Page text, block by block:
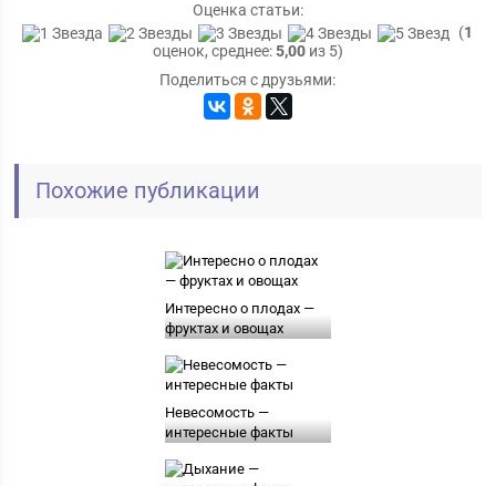
Оценка статьи:
(1
оценок, среднее:5,00из 5)
Поделиться с друзьями:
Похожие публикации
Интересно о плодах —
фруктах и овощах
Невесомость —
интересные факты